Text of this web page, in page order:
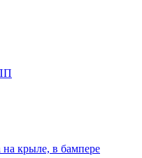
крыле, в бампере